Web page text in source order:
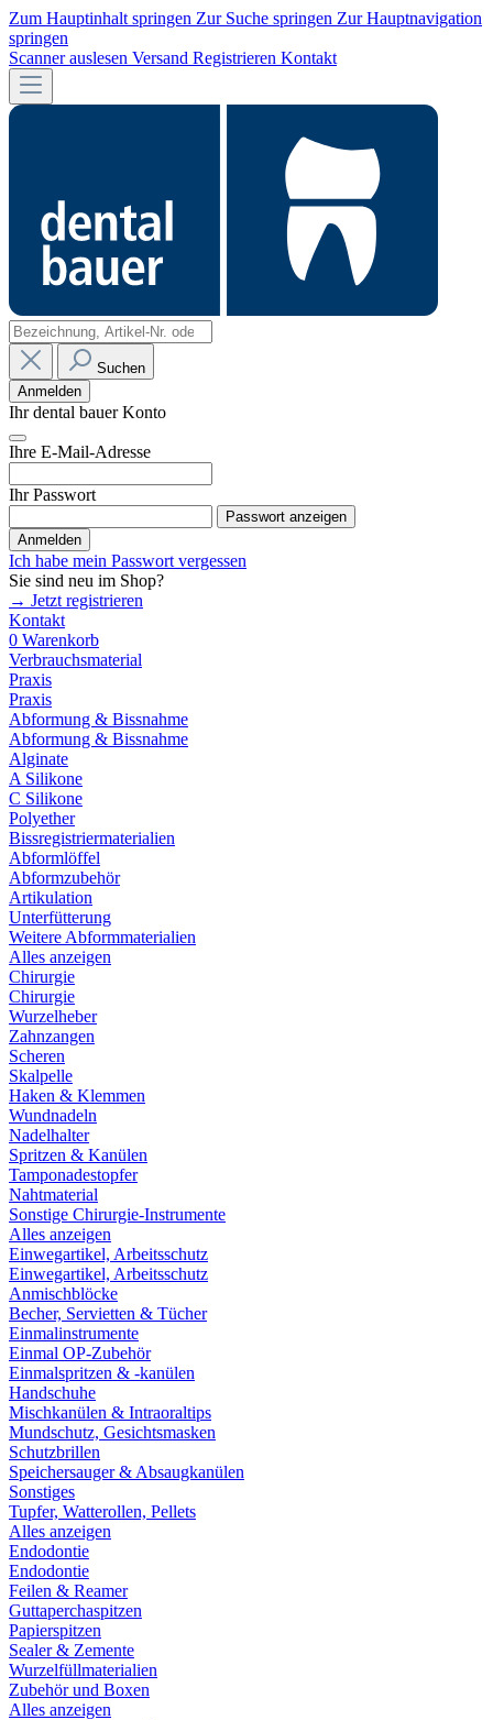
Zum Hauptinhalt springen Zur Suche springen Zur Hauptnavigation
springen
Scanner auslesen Versand Registrieren Kontakt
Suchen
Anmelden
Ihr dental bauer Konto
Ihre E-Mail-Adresse
Ihr Passwort
Passwort anzeigen
Anmelden
Ich habe mein Passwort vergessen
Sie sind neu im Shop?
→ Jetzt registrieren
Kontakt
0 Warenkorb
Verbrauchsmaterial
Praxis
Praxis
Abformung & Bissnahme
Abformung & Bissnahme
Alginate
A Silikone
C Silikone
Polyether
Bissregistriermaterialien
Abformlöffel
Abformzubehör
Artikulation
Unterfütterung
Weitere Abformmaterialien
Alles anzeigen
Chirurgie
Chirurgie
Wurzelheber
Zahnzangen
Scheren
Skalpelle
Haken & Klemmen
Wundnadeln
Nadelhalter
Spritzen & Kanülen
Tamponadestopfer
Nahtmaterial
Sonstige Chirurgie-Instrumente
Alles anzeigen
Einwegartikel, Arbeitsschutz
Einwegartikel, Arbeitsschutz
Anmischblöcke
Becher, Servietten & Tücher
Einmalinstrumente
Einmal OP-Zubehör
Einmalspritzen & -kanülen
Handschuhe
Mischkanülen & Intraoraltips
Mundschutz, Gesichtsmasken
Schutzbrillen
Speichersauger & Absaugkanülen
Sonstiges
Tupfer, Watterollen, Pellets
Alles anzeigen
Endodontie
Endodontie
Feilen & Reamer
Guttaperchaspitzen
Papierspitzen
Sealer & Zemente
Wurzelfüllmaterialien
Zubehör und Boxen
Alles anzeigen